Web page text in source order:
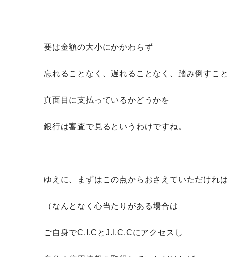
要は金額の大小にかかわらず
忘れることなく、遅れることなく、踏み倒すこと
真面目に支払っているかどうかを
銀行は審査で見るというわけですね。
ゆえに、まずはこの点からおさえていただけれ
（なんとなく心当たりがある場合は
ご自身でC.I.CとJ.I.C.Cにアクセスし